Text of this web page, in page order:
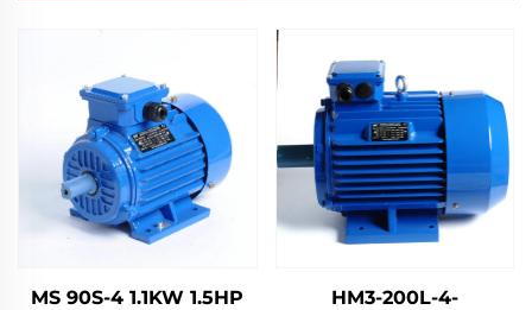
MS 90S-4 1.1KW 1.5HP
HM3-200L-4-